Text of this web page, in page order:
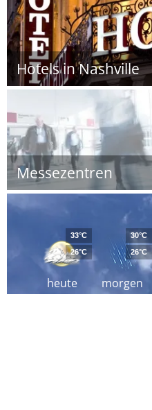
Hotels in Nashville
Messezentren
heute
33°C
26°C
morgen
30°C
26°C